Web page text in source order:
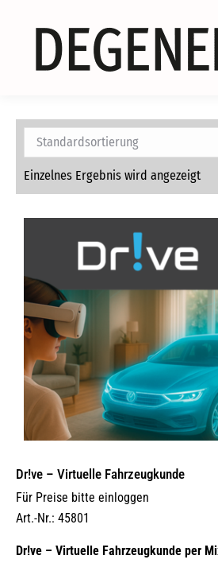
Einzelnes Ergebnis wird angezeigt
Dr!ve – Virtuelle Fahrzeugkunde
Für Preise bitte einloggen
Art.-Nr.: 45801
Dr!ve – Virtuelle Fahrzeugkunde per